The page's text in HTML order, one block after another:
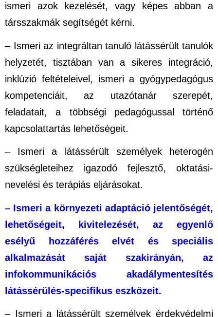
ismeri azok kezelését, vagy képes abban a
társszakmák segítségét kérni.
– Ismeri az integráltan tanuló látássérült tanulók
helyzetét, tisztában van a sikeres integráció,
inklúzió feltételeivel, ismeri a gyógypedagógus
kompetenciáit, az utazótanár szerepét,
feladatait, a többségi pedagógussal történő
kapcsolattartás lehetőségeit.
– Ismeri a látássérült személyek heterogén
szükségleteihez igazodó fejlesztő, oktatási-
nevelési és terápiás eljárásokat.
– Ismeri a környezeti adaptáció jelentőségét,
lehetőségeit, kivitelezését, az egyenlő
esélyű hozzáférés elvét és speciális
alkalmazását saját szakirányán, az
infokommunikációs akadálymentesítés
látássérülés-specifikus eszközeit.
– Ismeri a látássérült személyek érdekvédelmi